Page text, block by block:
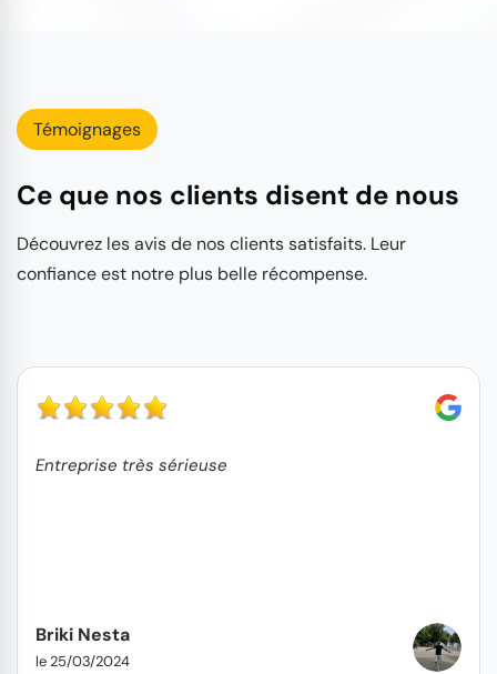
Témoignages
Ce que nos clients disent de nous
Découvrez les avis de nos clients satisfaits. Leur
confiance est notre plus belle récompense.
Entreprise très sérieuse
Briki Nesta
le 25/03/2024